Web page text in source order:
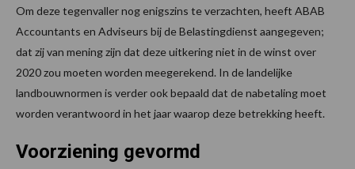
Om deze tegenvaller nog enigszins te verzachten, heeft ABAB
Accountants en Adviseurs bij de Belastingdienst aangegeven;
dat zij van mening zijn dat deze uitkering niet in de winst over
2020 zou moeten worden meegerekend. In de landelijke
landbouwnormen is verder ook bepaald dat de nabetaling moet
worden verantwoord in het jaar waarop deze betrekking heeft.
Voorziening gevormd